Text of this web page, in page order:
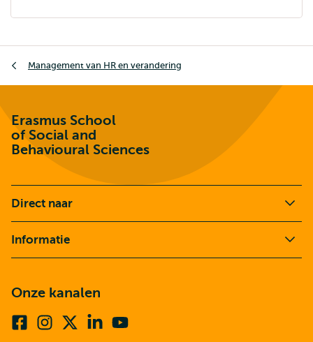
Management van HR en verandering
Erasmus School
of Social and
Behavioural Sciences
Direct naar
Informatie
Onze kanalen
FacebookInstagram Linkedin